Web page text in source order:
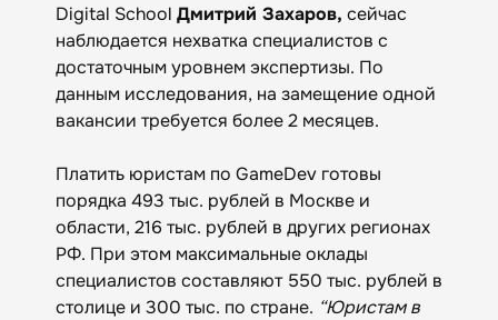
Digital School Дмитрий Захаров, сейчас
наблюдается нехватка специалистов с
достаточным уровнем экспертизы. По
данным исследования, на замещение одной
вакансии требуется более 2 месяцев.
Платить юристам по GameDev готовы
порядка 493 тыс. рублей в Москве и
области, 216 тыс. рублей в других регионах
РФ. При этом максимальные оклады
специалистов составляют 550 тыс. рублей в
столице и 300 тыс. по стране. “Юристам в